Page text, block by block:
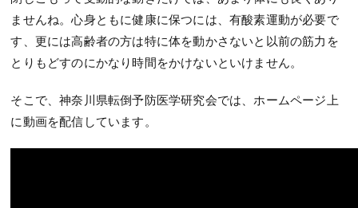
ませんね。心身ともに健康に保つには、有酸素運動が必要で
す、更には高齢者の方は特に体を動かさないと以前の筋力を
とりもどすのにかなり時間をかけないといけません。
そこで、神奈川県転倒予防医学研究会では、ホームページ上
に動画を配信しています。